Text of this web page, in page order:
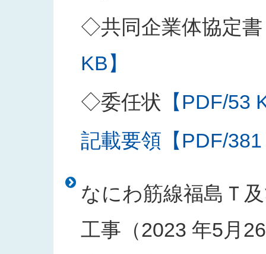
◇共同企業体協定書
KB】
◇委任状 【PDF/53
記載要領【PDF/
なにわ筋線福島Ｔ
工事（2023 年5月